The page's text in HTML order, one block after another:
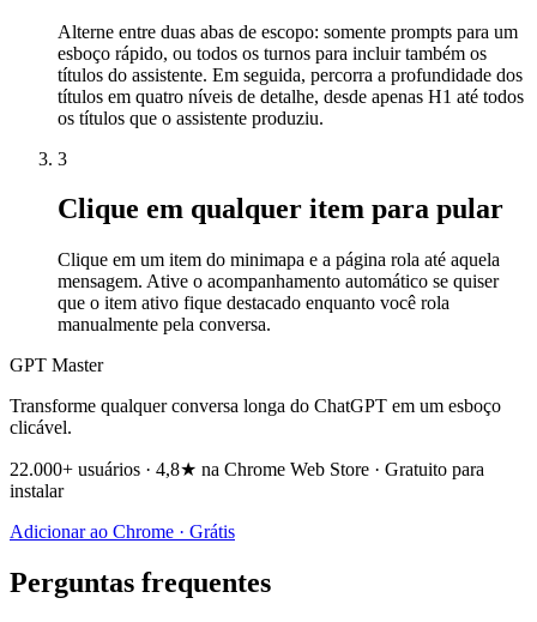
Alterne entre duas abas de escopo: somente prompts para um
esboço rápido, ou todos os turnos para incluir também os
títulos do assistente. Em seguida, percorra a profundidade dos
títulos em quatro níveis de detalhe, desde apenas H1 até todos
os títulos que o assistente produziu.
3
Clique em qualquer item para pular
Clique em um item do minimapa e a página rola até aquela
mensagem. Ative o acompanhamento automático se quiser
que o item ativo fique destacado enquanto você rola
manualmente pela conversa.
GPT Master
Transforme qualquer conversa longa do ChatGPT em um esboço
clicável.
22.000+ usuários · 4,8★ na Chrome Web Store · Gratuito para
instalar
Adicionar ao Chrome · Grátis
Perguntas frequentes